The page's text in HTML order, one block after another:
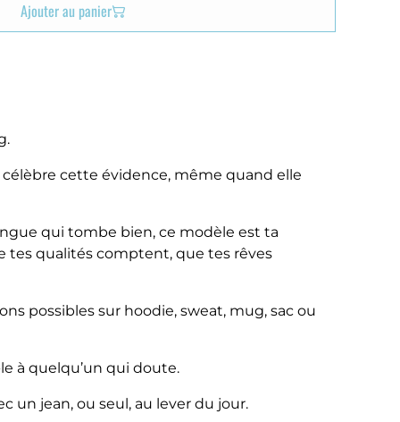
Ajouter au panier
cette évidence, même quand elle
qui tombe bien, ce modèle est ta
tes qualités comptent, que tes rêves
possibles sur hoodie, sweat, mug, sac ou
à quelqu’un qui doute.
un jean, ou seul, au lever du jour.